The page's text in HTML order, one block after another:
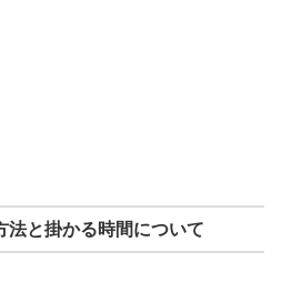
と掛かる時間について